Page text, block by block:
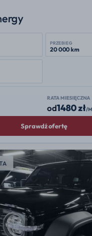
PRZEBIEG
20 000 km
RATA MIESIĘCZNA
od1480 zł/
Sprawdź ofertę